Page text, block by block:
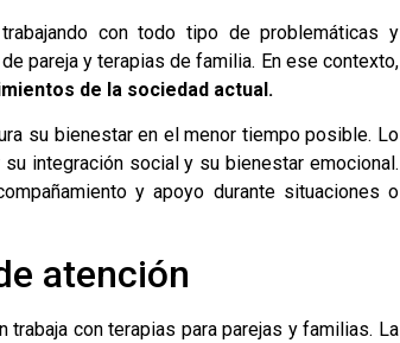
con todo tipo de problemáticas y
pareja y terapias de familia. En ese contexto,
de la sociedad actual.
su bienestar en el menor tiempo posible. Lo
integración social y su bienestar emocional.
y apoyo durante situaciones o
atención
con terapias para parejas y familias. La